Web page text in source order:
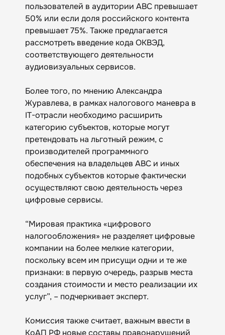
пользователей в аудитории АВС превышает
50% или если доля российского контента
превышает 75%. Также предлагается
рассмотреть введение кода ОКВЭД,
соответствующего деятельности
аудиовизуальных сервисов.
Более того, по мнению Александра
Журавлева, в рамках налогового маневра в
IT-отрасли необходимо расширить
категорию субъектов, которые могут
претендовать на льготный режим, с
производителей программного
обеспечения на владельцев АВС и иных
подобных субъектов которые фактически
осуществляют свою деятельность через
цифровые сервисы.
“Мировая практика «цифрового
налогообложения» не разделяет цифровые
компании на более мелкие категории,
поскольку всем им присущи одни и те же
признаки: в первую очередь, разрыв места
создания стоимости и место реализации их
услуг”, – подчеркивает эксперт.
Комиссия также считает, важным ввести в
КоАП РФ новые составы правонарушений